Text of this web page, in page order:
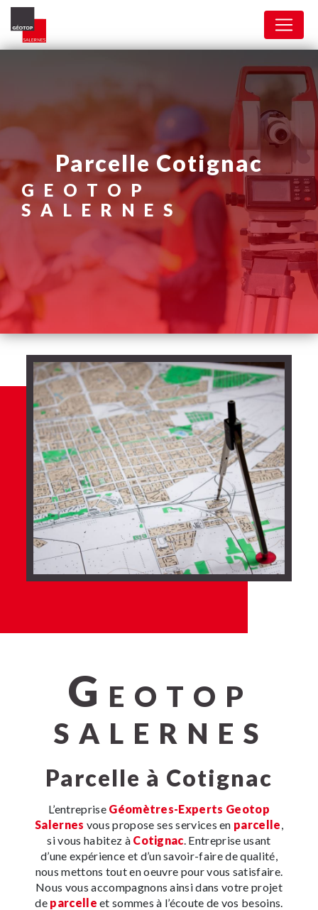
parcelle Cotignac
GEOTOP
SALERNES
G EOTOP
SALERNES
parcelle à Cotignac
L’entreprise Géomètres-Experts Geotop
Salernes vous propose ses services en parcelle
si vous habitez à Cotignac . Entreprise usant
d’une expérience et d’un savoir-faire de qualité,
nous mettons tout en oeuvre pour vous satisfaire.
Nous vous accompagnons ainsi dans votre projet
de parcelle et sommes à l’écoute de vos besoins.
Panneau de gestion des cookies